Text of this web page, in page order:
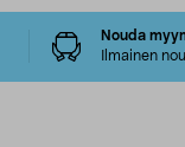
Nouda
Ilmainen